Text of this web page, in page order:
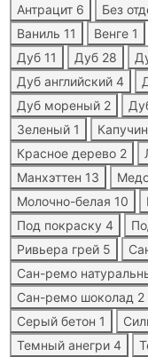
Антрацит 6 Без
Ваниль 11 Венге 1
Дуб 11 Дуб 28
Дуб английский 4
Дуб мореный 2
Зеленый 1
Красное дерево 2
Манхэттен 13
Молочно-белая 10
Под покраску 4
Ривьера грей 5
Сан-ремо
Сан-ремо шоколад 2
Серый бетон 1
Темный анегри 4